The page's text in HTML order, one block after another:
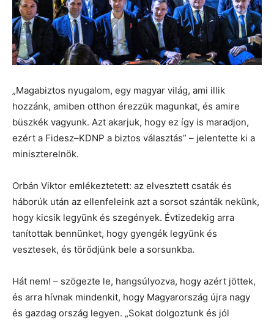
„Magabiztos nyugalom, egy magyar világ, ami illik
hozzánk, amiben otthon érezzük magunkat, és amire
büszkék vagyunk. Azt akarjuk, hogy ez így is maradjon,
ezért a Fidesz–KDNP a biztos választás” – jelentette ki a
miniszterelnök.
Orbán Viktor emlékeztetett: az elvesztett csaták és
háborúk után az ellenfeleink azt a sorsot szánták nekünk,
hogy kicsik legyünk és szegények. Évtizedekig arra
tanítottak bennünket, hogy gyengék legyünk és
vesztesek, és törődjünk bele a sorsunkba.
Hát nem! – szögezte le, hangsúlyozva, hogy azért jöttek,
és arra hívnak mindenkit, hogy Magyarország újra nagy
és gazdag ország legyen. „Sokat dolgoztunk és jól